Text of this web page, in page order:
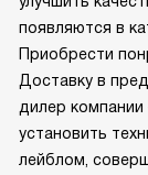
появляются в
Приобрести
Доставку в
дилер
установить
лейблом,